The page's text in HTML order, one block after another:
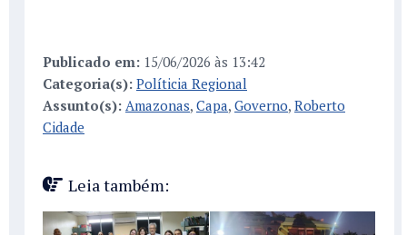
Publicado em: 15/06/2026 às 13:42
Categoria(s): Políticia Regional
Assunto(s): Amazonas, Capa, Governo, Roberto
Cidade
Leia também: